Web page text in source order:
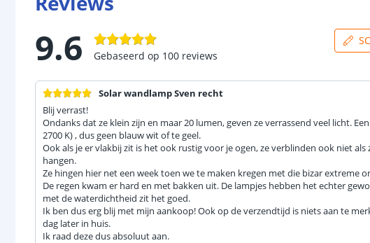
9.6 Gebaseerd op 100 reviews
Solar wandlamp Sven recht
Blij verrast!
Ondanks dat ze klein zijn en maar 20 lumen, geven ze verrassend veel licht.
2700 K) , dus geen blauw wit of te geel.
Ook als je er vlakbij zit is het ook rustig voor je ogen, ze verblinden ook niet als
hangen.
Ze hingen hier net een week toen we te maken kregen met die bizar extreme
De regen kwam er hard en met bakken uit. De lampjes hebben het echter
met de waterdichtheid zit het goed.
Ik ben dus erg blij met mijn aankoop! Ook op de verzendtijd is niets aan te
dag later in huis.
Ik raad deze dus absoluut aan.